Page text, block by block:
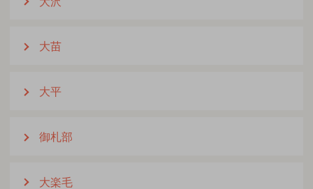
大苗
大平
御札部
大楽毛